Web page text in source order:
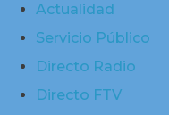
Actualidad
Servicio Público
Directo Radio
Directo FTV